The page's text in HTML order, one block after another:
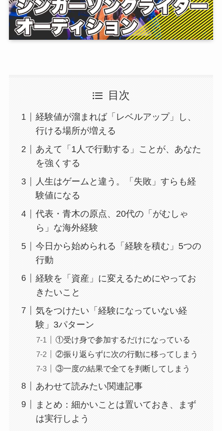
目次
経験値が溜まれば「レベルアップ」し、
行ける場所が増える
あえて「1人で行動する」ことが、あなた
を強くする
人生はゲームと違う。「失敗」すらも経
験値になる
代表・青木の原点、20代の「がむしゃ
ら」な海外経験
今日から始められる「経験を積む」5つの
行動
経験を「資産」に変えるためにやってお
きたいこと
気をつけたい「経験になっていない経
験」3パターン
①受け身で参加するだけになっている
②振り返らずに次の行動に移ってしまう
③一度の結果で全てを判断してしまう
あわせて読みたい関連記事
まとめ：細かいことは置いておき、まず
は実行しよう